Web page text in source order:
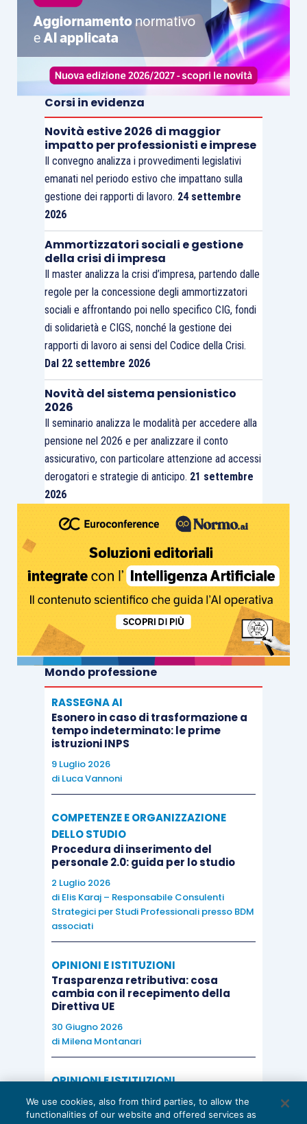
Corsi in evidenza
Novità estive 2026 di maggior
impatto per professionisti e imprese
Il convegno analizza i provvedimenti legislativi
emanati nel periodo estivo che impattano sulla
gestione dei rapporti di lavoro. 24 settembre
2026
Ammortizzatori sociali e gestione
della crisi di impresa
Il master analizza la crisi d’impresa, partendo dalle
regole per la concessione degli ammortizzatori
sociali e affrontando poi nello specifico CIG, fondi
di solidarietà e CIGS, nonché la gestione dei
rapporti di lavoro ai sensi del Codice della Crisi.
Dal 22 settembre 2026
Novità del sistema pensionistico
2026
Il seminario analizza le modalità per accedere alla
pensione nel 2026 e per analizzare il conto
assicurativo, con particolare attenzione ad accessi
derogatori e strategie di anticipo. 21 settembre
2026
Mondo professione
RASSEGNA AI
Esonero in caso di trasformazione a
tempo indeterminato: le prime
istruzioni INPS
9 Luglio 2026
di Luca Vannoni
COMPETENZE E ORGANIZZAZIONE
DELLO STUDIO
Procedura di inserimento del
personale 2.0: guida per lo studio
2 Luglio 2026
di Elis Karaj – Responsabile Consulenti
Strategici per Studi Professionali presso BDM
associati
OPINIONI E ISTITUZIONI
Trasparenza retributiva: cosa
cambia con il recepimento della
Direttiva UE
30 Giugno 2026
di Milena Montanari
OPINIONI E ISTITUZIONI
Valorizzare il potenziale dello Studio:
una riflessione sul futuro della
We use cookies, also from third parties, to allow the
functionalities of our website and offered services as